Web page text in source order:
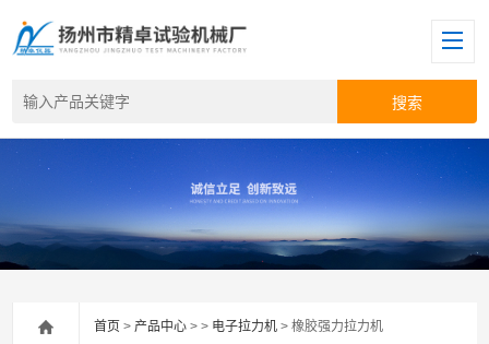
首页 >产品中心 > > 电子拉力机 > 橡胶强力拉力机